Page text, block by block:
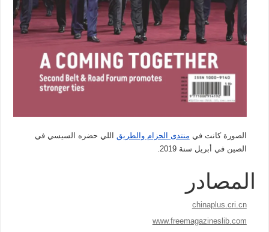
الصورة كانت في منتدى الحزام والطريق اللي حضره السيسي في
الصين في أبريل سنة 2019.
المصادر
chinaplus.cri.cn
www.freemagazineslib.com